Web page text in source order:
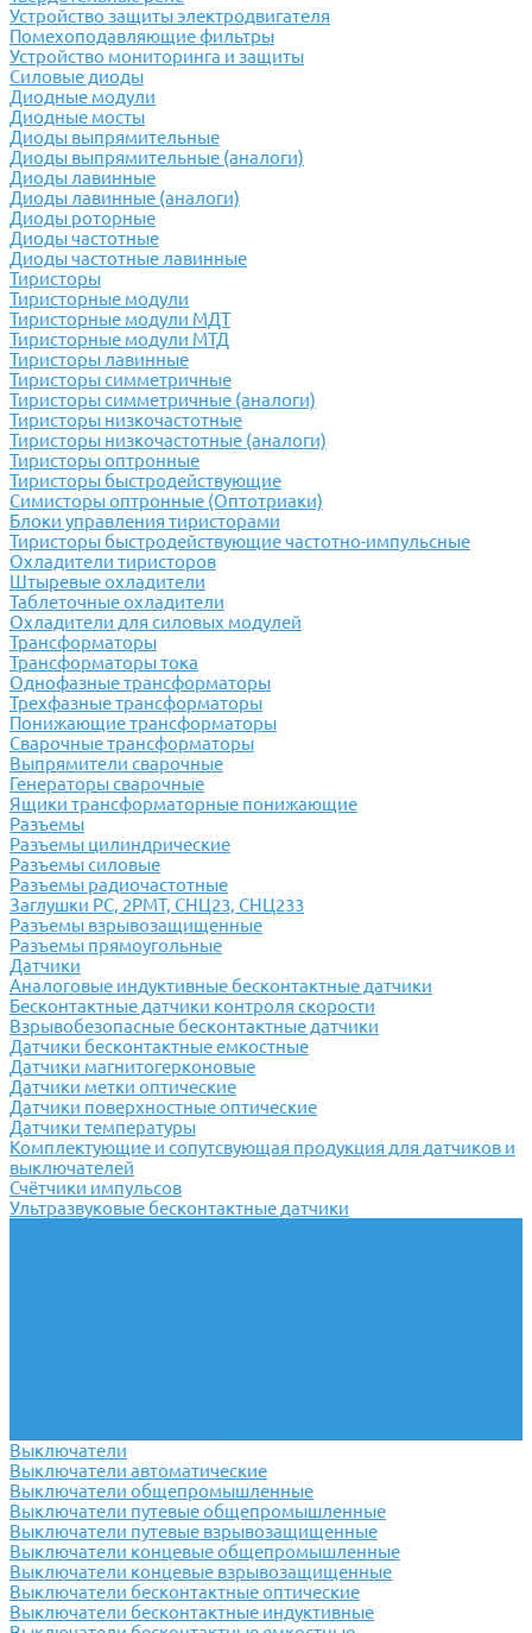
Устройство защиты электродвигателя
Помехоподавляющие фильтры
Устройство мониторинга и защиты
Силовые диоды
Диодные модули
Диодные мосты
Диоды выпрямительные
Диоды выпрямительные (аналоги)
Диоды лавинные
Диоды лавинные (аналоги)
Диоды роторные
Диоды частотные
Диоды частотные лавинные
Тиристоры
Тиристорные модули
Тиристорные модули МДТ
Тиристорные модули МТД
Тиристоры лавинные
Тиристоры симметричные
Тиристоры симметричные (аналоги)
Тиристоры низкочастотные
Тиристоры низкочастотные (аналоги)
Тиристоры оптронные
Тиристоры быстродействующие
Симисторы оптронные (Оптотриаки)
Блоки управления тиристорами
Тиристоры быстродействующие частотно-импульсные
Охладители тиристоров
Штыревые охладители
Таблеточные охладители
Охладители для силовых модулей
Трансформаторы
Трансформаторы тока
Однофазные трансформаторы
Трехфазные трансформаторы
Понижающие трансформаторы
Сварочные трансформаторы
Выпрямители сварочные
Генераторы сварочные
Ящики трансформаторные понижающие
Разъемы
Разъемы цилиндрические
Разъемы силовые
Разъемы радиочастотные
Заглушки РС, 2РМТ, СНЦ23, СНЦ233
Разъемы взрывозащищенные
Разъемы прямоугольные
Датчики
Аналоговые индуктивные бесконтактные датчики
Бесконтактные датчики контроля скорости
Взрывобезопасные бесконтактные датчики
Датчики бесконтактные емкостные
Датчики магнитогерконовые
Датчики метки оптические
Датчики поверхностные оптические
Датчики температуры
Комплектующие и сопутсвующая продукция для датчиков и
выключателей
Счётчики импульсов
Ультразвуковые бесконтактные датчики
Выключатели
Выключатели автоматические
Выключатели общепромышленные
Выключатели путевые общепромышленные
Выключатели путевые взрывозащищенные
Выключатели концевые общепромышленные
Выключатели концевые взрывозащищенные
Выключатели бесконтактные оптические
Выключатели бесконтактные индуктивные